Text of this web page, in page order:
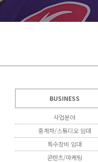
BUSINESS
사업분야
중계차/스튜디오 임대
특수장비 임대
콘텐츠/마케팅